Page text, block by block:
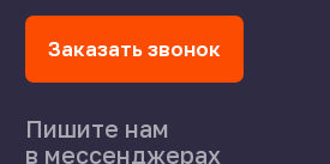
Политика конфиденциальности